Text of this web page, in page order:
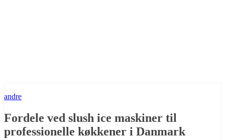
andre
Fordele ved slush ice maskiner til
professionelle køkkener i Danmark